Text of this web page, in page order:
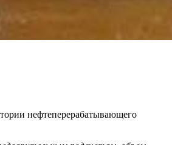
нефтеперерабатывающего